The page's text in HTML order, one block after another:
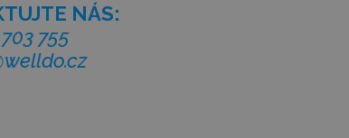
NÁS:
755